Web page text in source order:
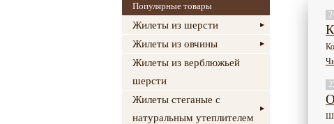
Популярные товары
Жилеты из шерсти
Жилеты из овчины
Жилеты из верблюжьей
шерсти
Жилеты стеганые с
натуральным утеплителем